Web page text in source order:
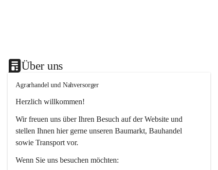
Über uns
Agrarhandel und Nahversorger
Herzlich willkommen!
Wir freuen uns über Ihren Besuch auf der Website und
stellen Ihnen hier gerne unseren Baumarkt, Bauhandel
sowie Transport vor.
Wenn Sie uns besuchen möchten: